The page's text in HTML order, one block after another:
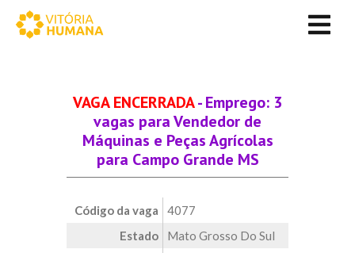
VAGA ENCERRADA- Emprego: 3
vagas para Vendedor de
Máquinas e Peças Agrícolas
para Campo Grande MS
Código da vaga
4077
Estado
Mato Grosso Do Sul